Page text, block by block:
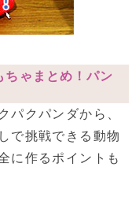
ちゃまとめ！パン
パクパンダから、
で挑戦できる動物
に作るポイントも